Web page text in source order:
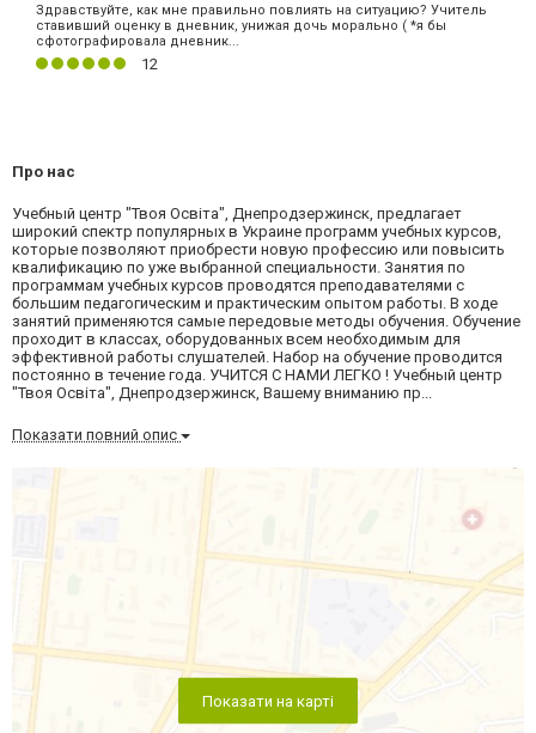
Здравствуйте, как мне правильно повлиять на ситуацию? Учитель
ставивший оценку в дневник, унижая дочь морально ( *я бы
сфотографировала дневник...
12
Про нас
Учебный центр "Твоя Освіта", Днепродзержинск, предлагает
широкий спектр популярных в Украине программ учебных курсов,
которые позволяют приобрести новую профессию или повысить
квалификацию по уже выбранной специальности. Занятия по
программам учебных курсов проводятся преподавателями с
большим педагогическим и практическим опытом работы. В ходе
занятий применяются самые передовые методы обучения. Обучение
проходит в классах, оборудованных всем необходимым для
эффективной работы слушателей. Набор на обучение проводится
постоянно в течение года. УЧИТСЯ С НАМИ ЛЕГКО ! Учебный центр
"Твоя Освіта", Днепродзержинск, Вашему вниманию пр...
Показати повний опис
Показати на карті